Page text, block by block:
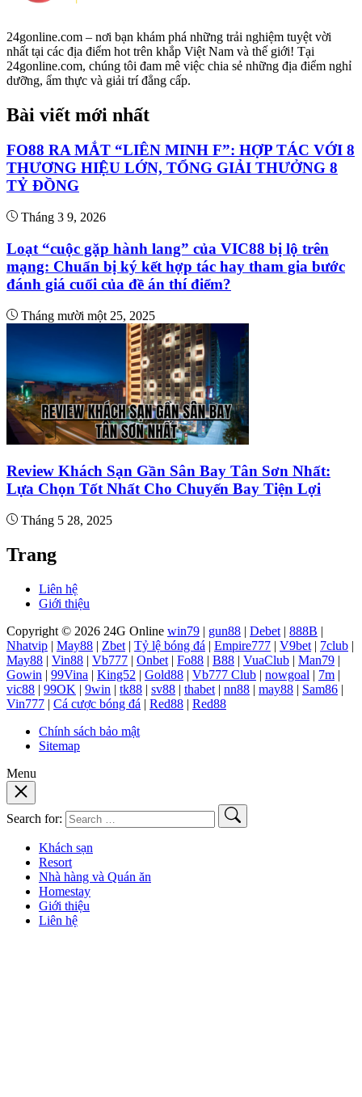
24gonline.com – nơi bạn khám phá những trải nghiệm tuyệt vời
nhất tại các địa điểm hot trên khắp Việt Nam và thế giới! Tại
24gonline.com, chúng tôi đam mê việc chia sẻ những địa điểm nghỉ
dưỡng, ẩm thực và giải trí đẳng cấp.
Bài viết mới nhất
FO88 RA MẮT “LIÊN MINH F”: HỢP TÁC VỚI 8
THƯƠNG HIỆU LỚN, TỔNG GIẢI THƯỞNG 8
TỶ ĐỒNG
Tháng 3 9, 2026
Loạt “cuộc gặp hành lang” của VIC88 bị lộ trên
mạng: Chuẩn bị ký kết hợp tác hay tham gia bước
đánh giá cuối của đề án thí điểm?
Tháng mười một 25, 2025
Review Khách Sạn Gần Sân Bay Tân Sơn Nhất:
Lựa Chọn Tốt Nhất Cho Chuyến Bay Tiện Lợi
Tháng 5 28, 2025
Trang
Liên hệ
Giới thiệu
Copyright © 2026 24G Online win79 | gun88 | Debet | 888B |
Nhatvip | May88 | Zbet | Tỷ lệ bóng đá | Empire777 | V9bet | 7club |
May88 | Vin88 | Vb777 | Onbet | Fo88 | B88 | VuaClub | Man79 |
Gowin | 99Vina | King52 | Gold88 | Vb777 Club | nowgoal | 7m |
vic88 | 99OK | 9win | tk88 | sv88 | thabet | nn88 | may88 | Sam86 |
Vin777 | Cá cược bóng đá | Red88 | Red88
Chính sách bảo mật
Sitemap
Menu
Search for:
Khách sạn
Resort
Nhà hàng và Quán ăn
Homestay
Giới thiệu
Liên hệ